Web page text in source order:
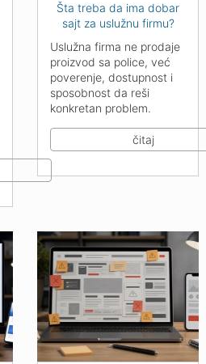
Šta treba da ima dobar
sajt za uslužnu firmu?
Uslužna firma ne prodaje
proizvod sa police, već
poverenje, dostupnost i
sposobnost da reši
konkretan problem.
čitaj